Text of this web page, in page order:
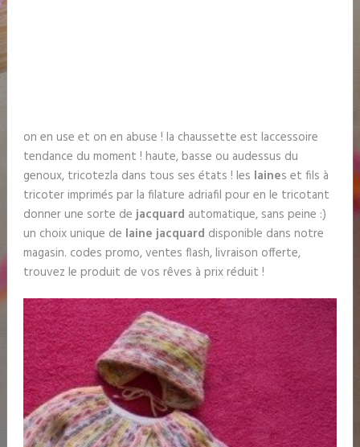
on en use et on en abuse ! la chaussette est laccessoire
tendance du moment ! haute, basse ou audessus du
genoux, tricotezla dans tous ses états ! les laines et fils à
tricoter imprimés par la filature adriafil pour en le tricotant
donner une sorte dejacquard automatique, sans peine :)
un choix unique de laine jacquard disponible dans notre
magasin. codes promo, ventes flash, livraison offerte,
trouvez le produit de vos rêves à prix réduit !